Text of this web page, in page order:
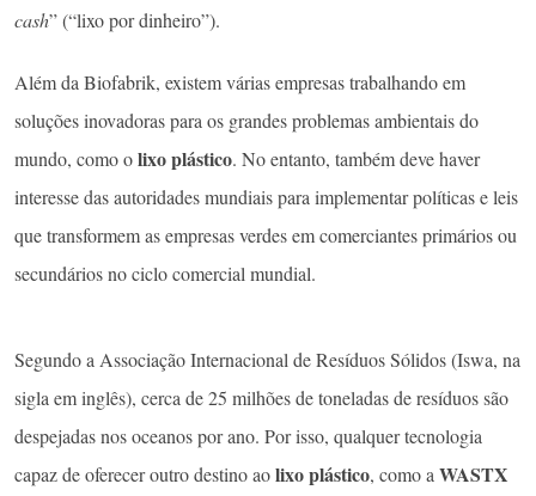
cash” (“lixo por dinheiro”).
Além da Biofabrik, existem várias empresas trabalhando em
soluções inovadoras para os grandes problemas ambientais do
mundo, como olixo plástico. No entanto, também deve haver
interesse das autoridades mundiais para implementar políticas e leis
que transformem as empresas verdes em comerciantes primários ou
secundários no ciclo comercial mundial.
Segundo a Associação Internacional de Resíduos Sólidos (Iswa, na
sigla em inglês), cerca de 25 milhões de toneladas de resíduos são
despejadas nos oceanos por ano. Por isso, qualquer tecnologia
capaz de oferecer outro destino aolixo plástico, como a WASTX